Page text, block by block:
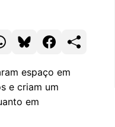
espaço em
e criam um
em